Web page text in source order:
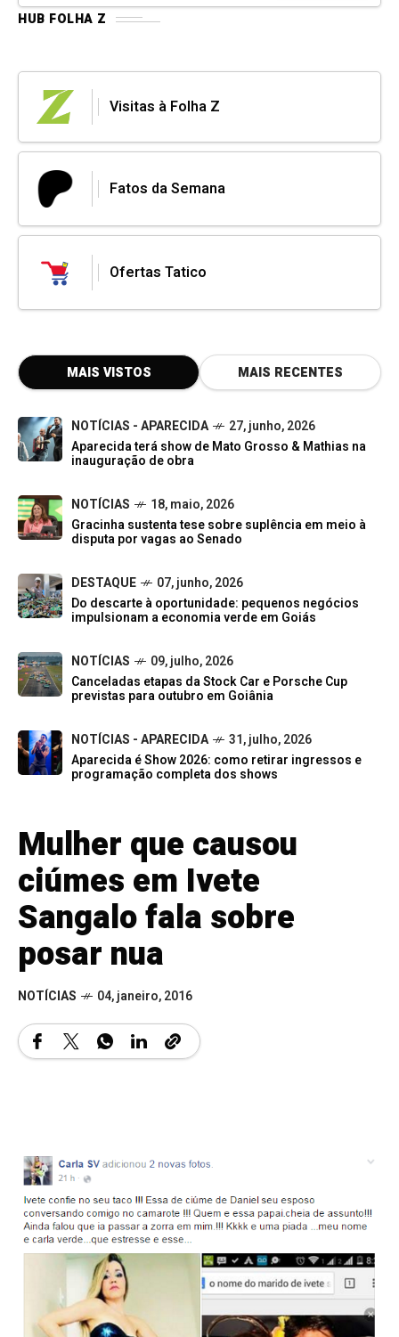
HUB FOLHA Z
Visitas à Folha Z
Fatos da Semana
Ofertas Tatico
MAIS VISTOS MAIS RECENTES
NOTÍCIAS - APARECIDA
27, junho, 2026
Aparecida terá show de Mato Grosso & Mathias na
inauguração de obra
NOTÍCIAS
18, maio, 2026
Gracinha sustenta tese sobre suplência em meio à
disputa por vagas ao Senado
DESTAQUE
07, junho, 2026
Do descarte à oportunidade: pequenos negócios
impulsionam a economia verde em Goiás
NOTÍCIAS
09, julho, 2026
Canceladas etapas da Stock Car e Porsche Cup
previstas para outubro em Goiânia
NOTÍCIAS - APARECIDA
31, julho, 2026
Aparecida é Show 2026: como retirar ingressos e
programação completa dos shows
Mulher que causou
ciúmes em Ivete
Sangalo fala sobre
posar nua
NOTÍCIAS 04, janeiro, 2016